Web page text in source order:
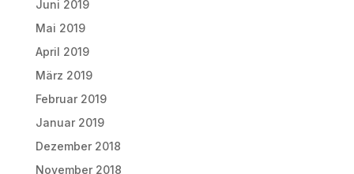
Juni 2019
Mai 2019
April 2019
März 2019
Februar 2019
Januar 2019
Dezember 2018
November 2018